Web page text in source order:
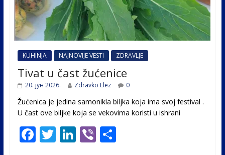
KUHINJA NAJNOVIJE VESTI ZDRAVLJE
Tivat u čast žućenice
20. јун 2026. Zdravko Elez 0
Žućenica je jedina samonikla biljka koja ima svoj festival .
U čast ovе biljke koja se vekovima koristi u ishrani
F T Li Vi S